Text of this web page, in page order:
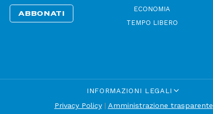
ABBONATI
ECONOMIA
TEMPO LIBERO
INFORMAZIONI LEGALI
Privacy Policy| Amministrazione trasparente